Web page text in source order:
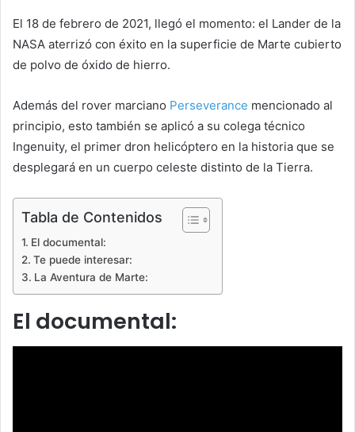
El 18 de febrero de 2021, llegó el momento: el Lander de la
NASA aterrizó con éxito en la superficie de Marte cubierto
de polvo de óxido de hierro.
Además del rover marciano Perseverance mencionado al
principio, esto también se aplicó a su colega técnico
Ingenuity, el primer dron helicóptero en la historia que se
desplegará en un cuerpo celeste distinto de la Tierra.
Tabla de Contenidos
El documental:
Te puede interesar:
La Aventura de Marte:
El documental: